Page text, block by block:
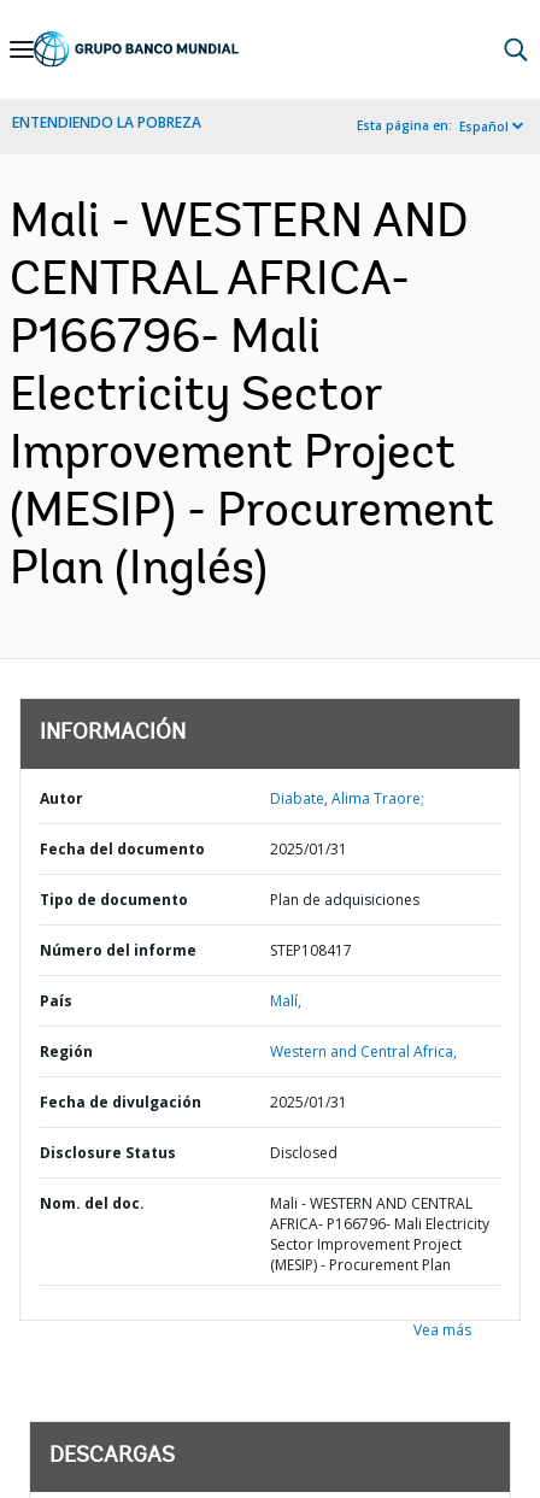
Skip
Navigation
ENTENDIENDO LA POBREZA Esta página en: Español
Mali - WESTERN AND
CENTRAL AFRICA-
P166796- Mali
Electricity Sector
Improvement Project
(MESIP) - Procurement
Plan (Inglés)
INFORMACIÓN
Autor Diabate, Alima Traore;
Fecha del documento 2025/01/31
Tipo de documento Plan de adquisiciones
Número del informe STEP108417
País Malí,
Región Western and Central Africa,
Fecha de divulgación 2025/01/31
Disclosure Status Disclosed
Nom. del doc.
Mali - WESTERN AND CENTRAL
AFRICA- P166796- Mali Electricity
Sector Improvement Project
(MESIP) - Procurement Plan
Vea más
DESCARGAS